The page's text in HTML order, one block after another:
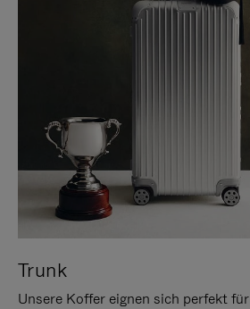
Trunk
Unsere Koffer eignen sich perfekt für